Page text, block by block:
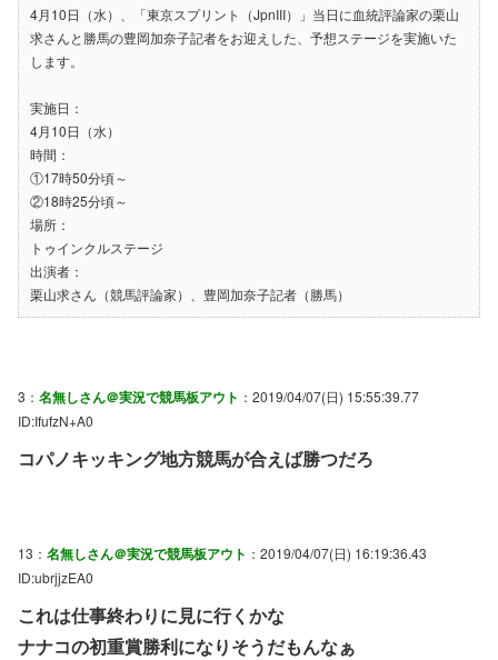
4月10日（水）、「東京スプリント（JpnIII）」当日に血統評論家の栗山
求さんと勝馬の豊岡加奈子記者をお迎えした、予想ステージを実施いた
します。
実施日：
4月10日（水）
時間：
①17時50分頃～
②18時25分頃～
場所：
トゥインクルステージ
出演者：
栗山求さん（競馬評論家）、豊岡加奈子記者（勝馬）
3： 名無しさん＠実況で競馬板アウト ：2019/04/07(日) 15:55:39.77
ID:IfufzN+A0
コパノキッキング地方競馬が合えば勝つだろ
13： 名無しさん＠実況で競馬板アウト ：2019/04/07(日) 16:19:36.43
ID:ubrjjzEA0
これは仕事終わりに見に行くかな
ナナコの初重賞勝利になりそうだもんなぁ